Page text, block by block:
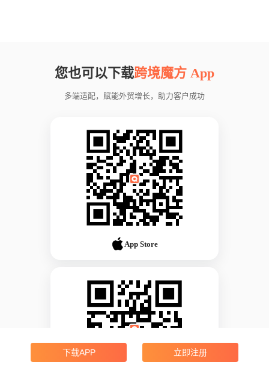
您也可以下载跨境魔方 App
多端适配，赋能外贸增长，助力客户成功
App Store
下载APP 立即注册